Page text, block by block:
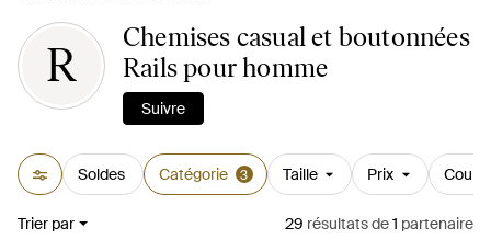
R
Chemises casual et boutonnées
Rails pour homme
Suivre
Soldes Catégorie 3 Taille Prix
Trier par 29 résultatsde1 partenaire